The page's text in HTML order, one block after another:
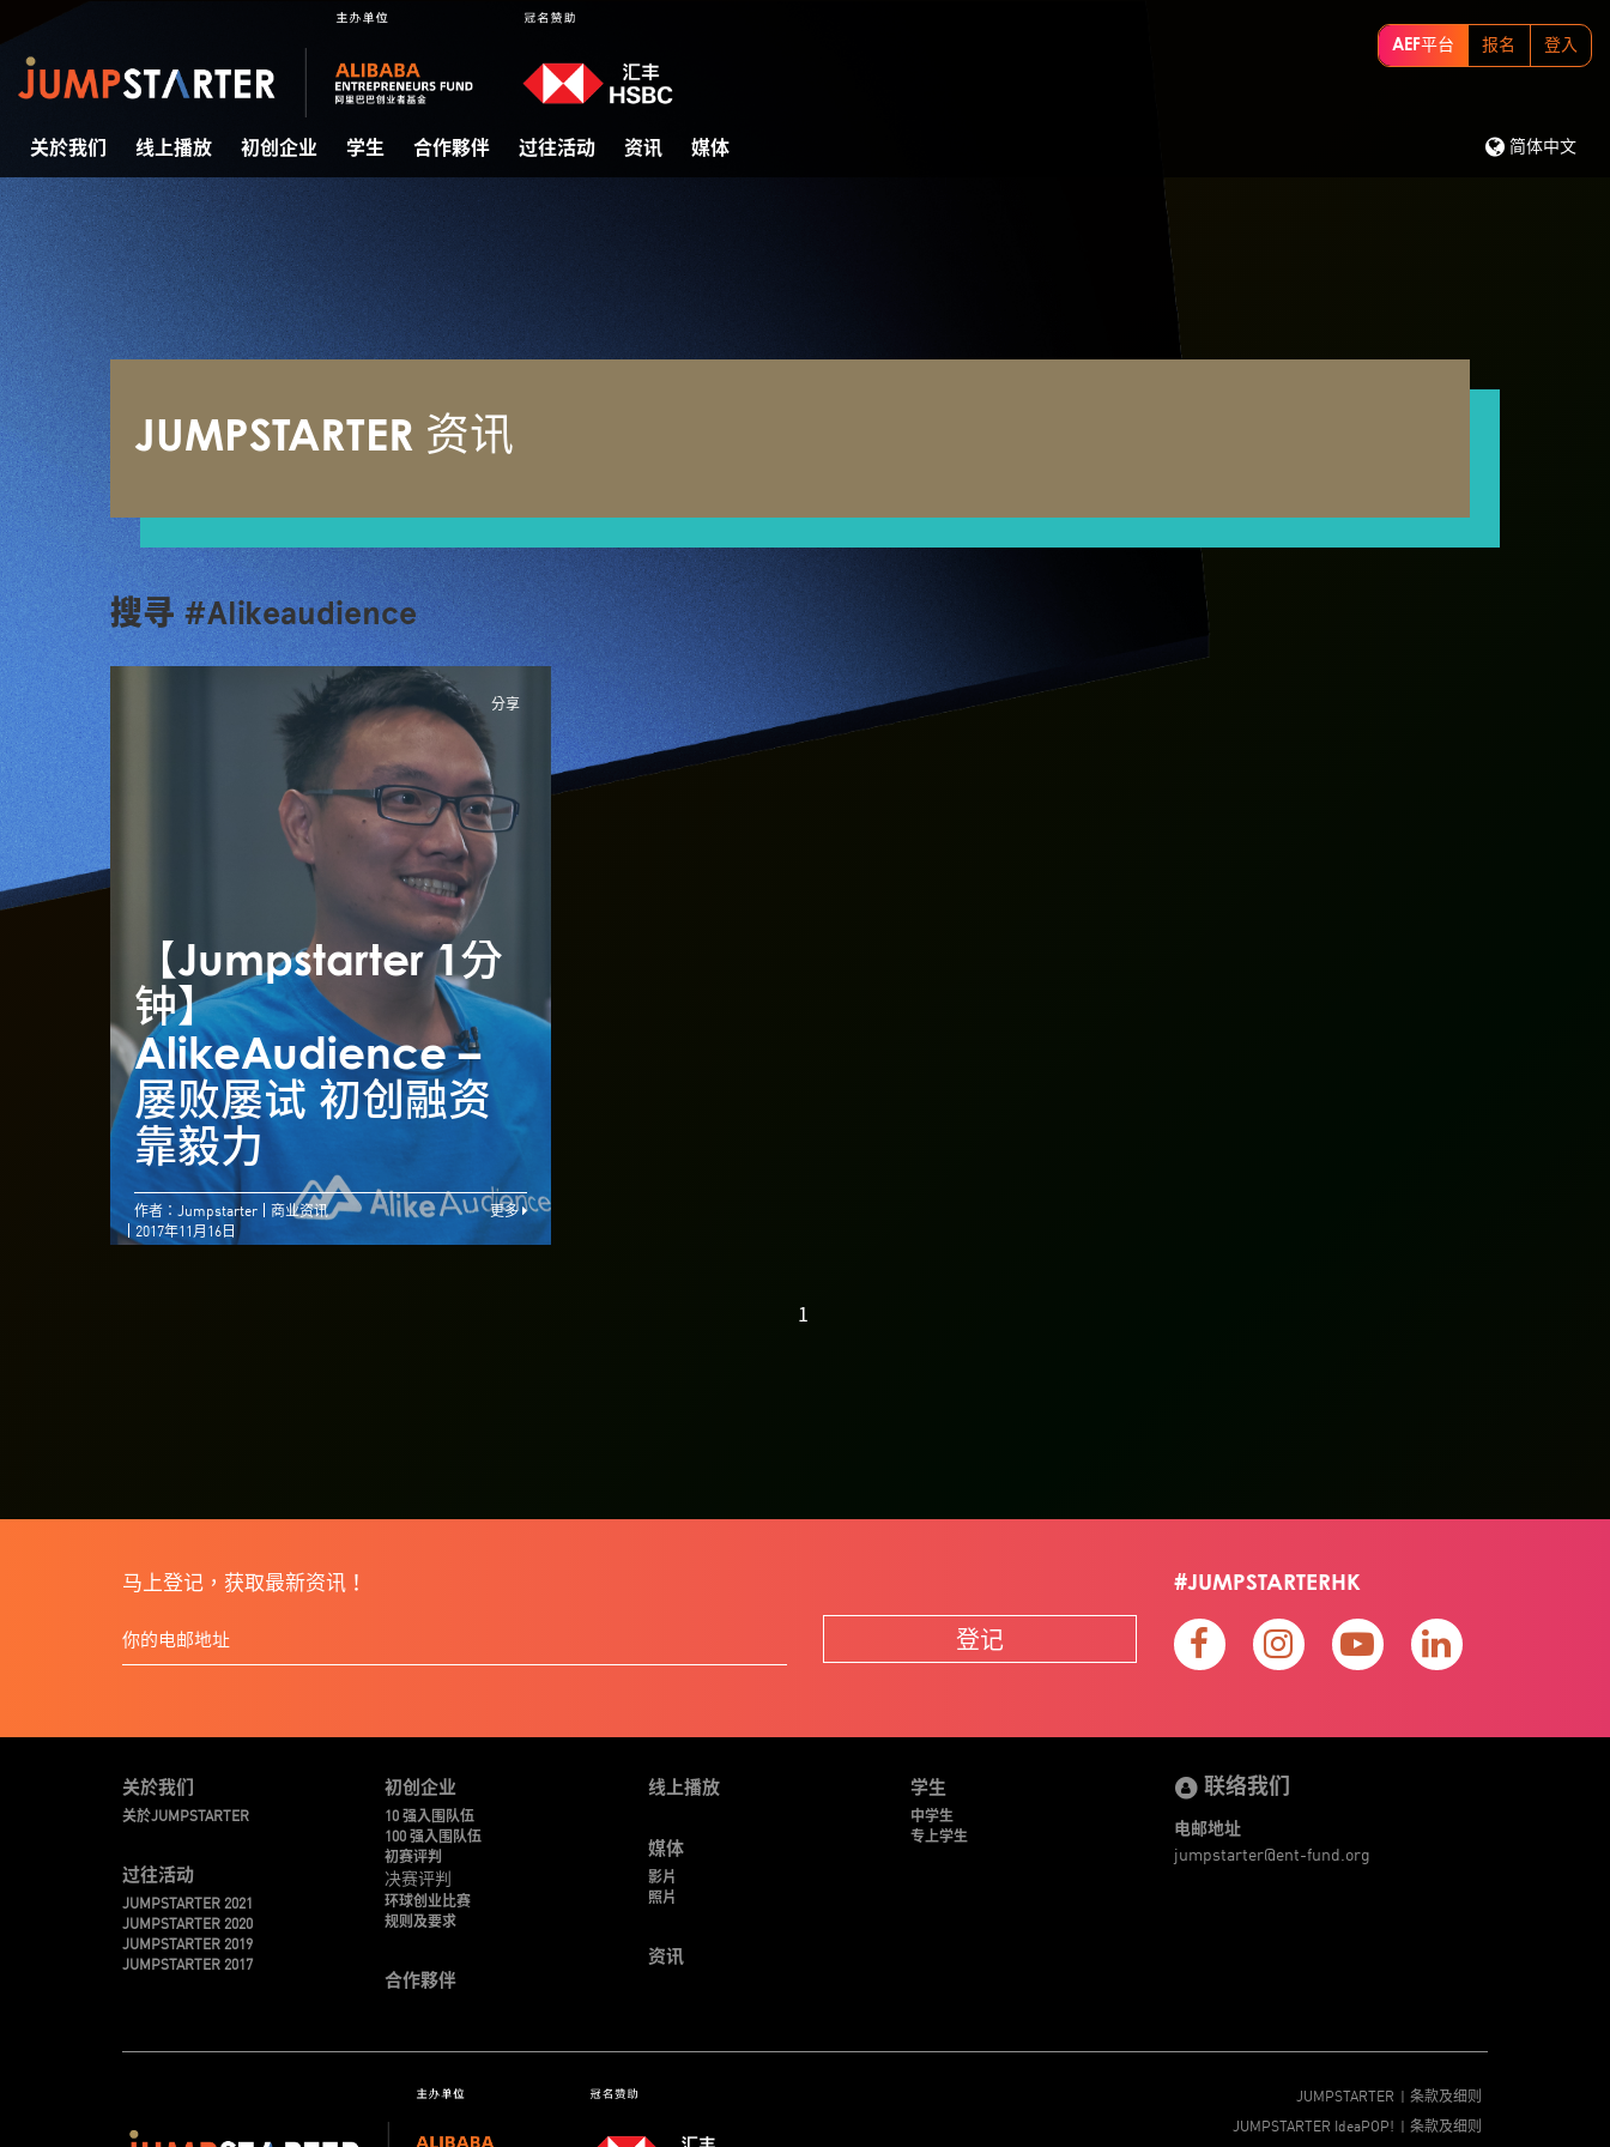
AEF平台 报名 登入
简体中文
关於我们 线上播放 初创企业 学生 合作夥伴 过往活动 资讯 媒体
JUMPSTARTER 资讯
搜寻 #Alikeaudience
分享
【Jumpstarter 1分
钟】
AlikeAudience –
屡败屡试 初创融资
靠毅力
作者：Jumpstarter
商业资讯
2017年11月16日
更多
1
马上登记，获取最新资讯！
登记
#JUMPSTARTERHK
关於我们
关於JUMPSTARTER
过往活动
JUMPSTARTER 2021
JUMPSTARTER 2020
JUMPSTARTER 2019
JUMPSTARTER 2017
初创企业
10 强入围队伍
100 强入围队伍
初赛评判
决赛评判
环球创业比赛
规则及要求
合作夥伴
线上播放
媒体
影片
照片
资讯
学生
中学生
专上学生
联络我们
电邮地址
jumpstarter@ent-fund.org
JUMPSTARTER
条款及细则
JUMPSTARTER IdeaPOP!
条款及细则